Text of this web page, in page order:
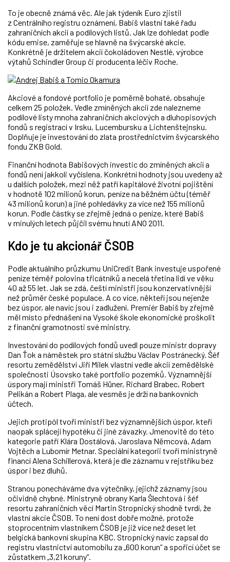
To je obecně známá věc. Ale jak týdeník Euro zjistil
z Centrálního registru oznámení, Babiš vlastní také řadu
zahraničních akcií a podílových listů. Jak lze dohledat podle
kódu emise, zaměřuje se hlavně na švýcarské akcie.
Konkrétně je držitelem akcií čokoládoven Nestlé, výrobce
výtahů Schindler Group či producenta léčiv Roche.
Akciové a fondové portfolio je poměrně bohaté, obsahuje
celkem 25 položek. Vedle zmíněných akcií zde nalezneme
podílové listy mnoha zahraničních akciových a dluhopisových
fondů s registrací v Irsku, Lucembursku a Lichtenštejnsku.
Doplňuje je investování do zlata prostřednictvím švýcarského
fondu ZKB Gold.
Finanční hodnota Babišových investic do zmíněných akcií a
fondů není jakkoli vyčíslena. Konkrétní hodnoty jsou uvedeny až
u dalších položek, mezi něž patří kapitálové životní pojištění
v hodnotě 102 milionů korun, peníze na běžném účtu (téměř
43 milionů korun) a jiné pohledávky za více než 155 milionů
korun. Podle částky se zřejmě jedná o peníze, které Babiš
v minulých letech půjčil svému hnutí ANO 2011.
Kdo je tu akcionář ČSOB
Podle aktuálního průzkumu UniCredit Bank investuje uspořené
peníze téměř polovina třicátníků a necelá třetina lidí ve věku
40 až 55 let. Jak se zdá, čeští ministři jsou konzervativnější
než průměr české populace. A co více, někteří jsou nejenže
bez úspor, ale navíc jsou i zadlužení. Premiér Babiš by zřejmě
měl místo přednášení na Vysoké škole ekonomické proškolit
z finanční gramotnosti své ministry.
Investování do podílových fondů uvedl pouze ministr dopravy
Dan Ťok a náměstek pro státní službu Václav Postránecký. Šéf
resortu zemědělství Jiří Milek vlastní vedle akcií zemědělské
společnosti Úsovsko také portfolio pozemků. Významnější
úspory mají ministři Tomáš Hüner, Richard Brabec, Robert
Pelikán a Robert Plaga, ale vesměs je drží na bankovních
účtech.
Jejich protipól tvoří ministři bez významnějších úspor, kteří
naopak splácejí hypotéku či jiné závazky. Jmenovitě do této
kategorie patří Klára Dostálová, Jaroslava Němcová, Adam
Vojtěch a Lubomír Metnar. Speciální kategorii tvoří ministryně
financí Alena Schillerová, která je dle záznamu v rejstříku bez
úspor i bez dluhů.
Stranou ponecháváme dva výtečníky, jejichž záznamy jsou
očividně chybné. Ministryně obrany Karla Šlechtová i šéf
resortu zahraničních věcí Martin Stropnický shodně tvrdí, že
vlastní akcie ČSOB. To není dost dobře možné, protože
stoprocentním vlastníkem ČSOB je již více než deset let
belgická bankovní skupina KBC. Stropnický navíc zapsal do
registru vlastnictví automobilu za „600 korun“ a spořicí účet se
zůstatkem „3,21 koruny“.